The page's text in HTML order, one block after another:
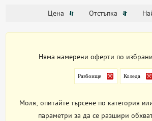
Цена Отстъпка
Няма намерени оферти по
Разбоище Коледа
Моля, опитайте търсене по категория
параметри за да се разшири